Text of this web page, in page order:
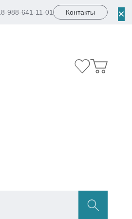
8-988-641-11-01 Контакты ×